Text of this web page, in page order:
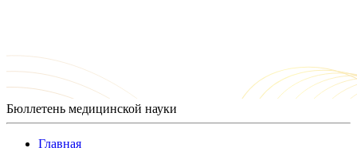
Бюллетень медицинской науки
Главная